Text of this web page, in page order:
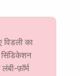
विडली का
फ़ॉर्म